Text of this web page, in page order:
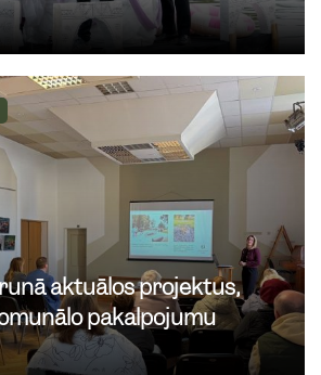
aktuālos projektus,
pakalpojumu